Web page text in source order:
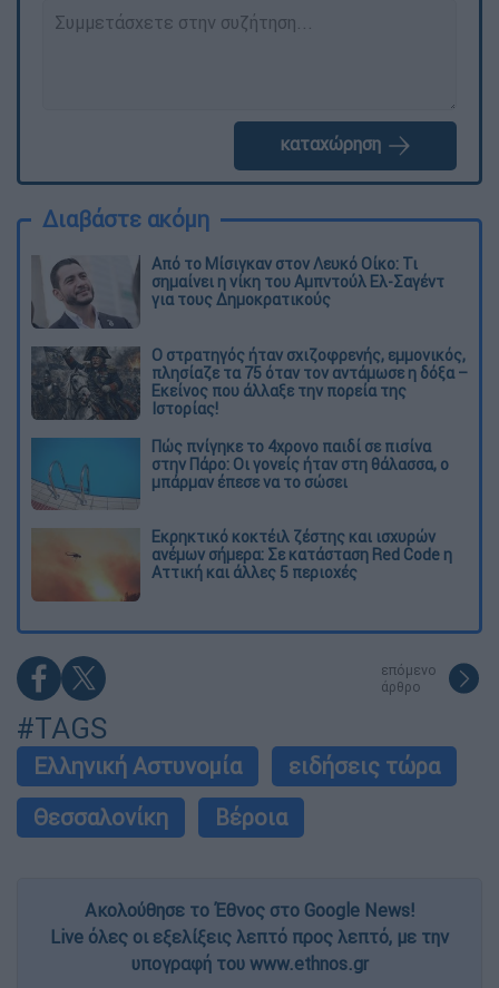
καταχώρηση
Διαβάστε ακόμη
Από το Μίσιγκαν στον Λευκό Οίκο: Τι
σημαίνει η νίκη του Αμπντούλ Ελ-Σαγέντ
για τους Δημοκρατικούς
O στρατηγός ήταν σχιζοφρενής, εμμονικός,
πλησίαζε τα 75 όταν τον αντάμωσε η δόξα –
Εκείνος που άλλαξε την πορεία της
Ιστορίας!
Πώς πνίγηκε το 4χρονο παιδί σε πισίνα
στην Πάρο: Οι γονείς ήταν στη θάλασσα, ο
μπάρμαν έπεσε να το σώσει
Εκρηκτικό κοκτέιλ ζέστης και ισχυρών
ανέμων σήμερα: Σε κατάσταση Red Code η
Αττική και άλλες 5 περιοχές
επόμενο
άρθρο
#TAGS
Ελληνική Αστυνομία
ειδήσεις τώρα
Θεσσαλονίκη
Βέροια
Ακολούθησε το Έθνος στο Google News!
Live όλες οι εξελίξεις λεπτό προς λεπτό, με την
υπογραφή του www.ethnos.gr